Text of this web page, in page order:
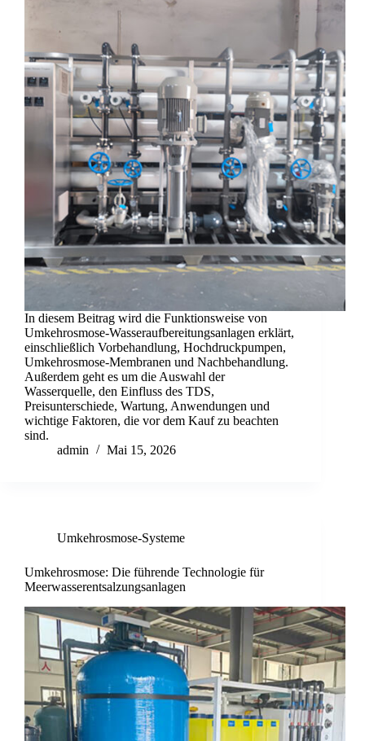
In diesem Beitrag wird die Funktionsweise von
Umkehrosmose-Wasseraufbereitungsanlagen erklärt,
einschließlich Vorbehandlung, Hochdruckpumpen,
Umkehrosmose-Membranen und Nachbehandlung.
Außerdem geht es um die Auswahl der
Wasserquelle, den Einfluss des TDS,
Preisunterschiede, Wartung, Anwendungen und
wichtige Faktoren, die vor dem Kauf zu beachten
sind.
admin
Mai 15, 2026
Umkehrosmose-Systeme
Umkehrosmose: Die führende Technologie für
Meerwasserentsalzungsanlagen